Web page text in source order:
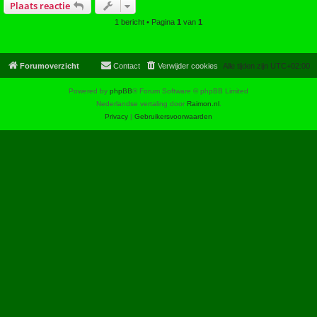
Plaats reactie
1 bericht • Pagina 1 van 1
Forumoverzicht Alle tijden zijn UTC+02:00
Verwijder cookies
Contact
Powered by phpBB® Forum Software © phpBB Limited
Nederlandse vertaling door Raimon.nl.
Privacy | Gebruikersvoorwaarden